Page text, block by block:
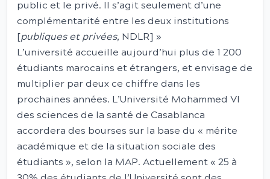
public et le privé. Il s’agit seulement d’une
complémentarité entre les deux institutions
[publiques et privées, NDLR] »
L’université accueille aujourd’hui plus de 1 200
étudiants marocains et étrangers, et envisage de
multiplier par deux ce chiffre dans les
prochaines années. L’Université Mohammed VI
des sciences de la santé de Casablanca
accordera des bourses sur la base du « mérite
académique et de la situation sociale des
étudiants », selon la MAP. Actuellement « 25 à